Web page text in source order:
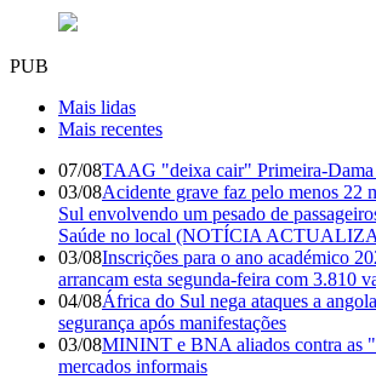
PUB
Mais lidas
Mais recentes
07/08TAAG "deixa cair" Primeira-
03/08Acidente grave faz pelo menos 22
Sul envolvendo um pesado de
Saúde no local (NOTÍCIA
03/08Inscrições para o ano académico
arrancam esta segunda-feira com 3.810
04/08África do Sul nega ataques a
segurança após manifestações
03/08MININT e BNA aliados contra as
mercados informais